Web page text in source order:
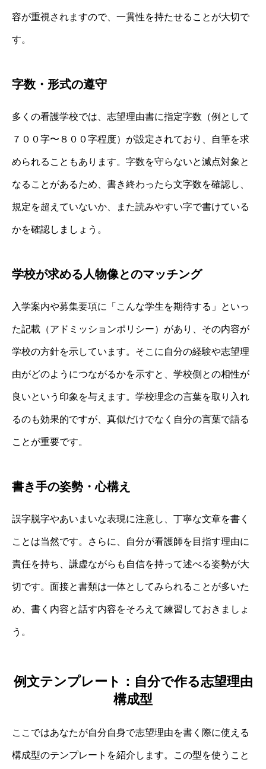
容が重視されますので、一貫性を持たせることが大切で
す。
字数・形式の遵守
多くの看護学校では、志望理由書に指定字数（例として
７００字〜８００字程度）が設定されており、自筆を求
められることもあります。字数を守らないと減点対象と
なることがあるため、書き終わったら文字数を確認し、
規定を超えていないか、また読みやすい字で書けている
かを確認しましょう。
学校が求める人物像とのマッチング
入学案内や募集要項に「こんな学生を期待する」といっ
た記載（アドミッションポリシー）があり、その内容が
学校の方針を示しています。そこに自分の経験や志望理
由がどのようにつながるかを示すと、学校側との相性が
良いという印象を与えます。学校理念の言葉を取り入れ
るのも効果的ですが、真似だけでなく自分の言葉で語る
ことが重要です。
書き手の姿勢・心構え
誤字脱字やあいまいな表現に注意し、丁寧な文章を書く
ことは当然です。さらに、自分が看護師を目指す理由に
責任を持ち、謙虚ながらも自信を持って述べる姿勢が大
切です。面接と書類は一体としてみられることが多いた
め、書く内容と話す内容をそろえて練習しておきましょ
う。
例文テンプレート：自分で作る志望理由
構成型
ここではあなたが自分自身で志望理由を書く際に使える
構成型のテンプレートを紹介します。この型を使うこと